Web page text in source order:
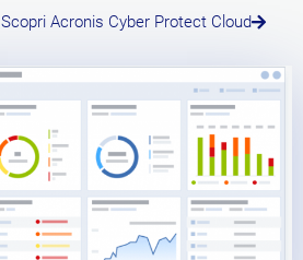
Scopri Acronis Cyber Protect Cloud